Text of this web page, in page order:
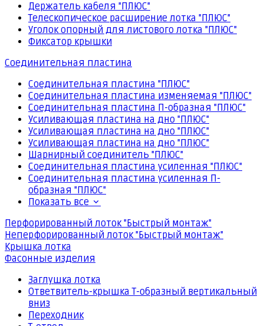
Держатель кабеля "ПЛЮС"
Телескопическое расширение лотка "ПЛЮС"
Уголок опорный для листового лотка "ПЛЮС"
Фиксатор крышки
Соединительная пластина
Соединительная пластина "ПЛЮС"
Соединительная пластина изменяемая "ПЛЮС"
Соединительная пластина П-образная "ПЛЮС"
Усиливающая пластина на дно "ПЛЮС"
Усиливающая пластина на дно "ПЛЮС"
Усиливающая пластина на дно "ПЛЮС"
Шарнирный соединитель "ПЛЮС"
Соединительная пластина усиленная "ПЛЮС"
Соединительная пластина усиленная П-
образная "ПЛЮС"
Показать все
Перфорированный лоток "Быстрый монтаж"
Неперфорированный лоток "Быстрый монтаж"
Крышка лотка
Фасонные изделия
Заглушка лотка
Ответвитель-крышка Т-образный вертикальный
вниз
Переходник